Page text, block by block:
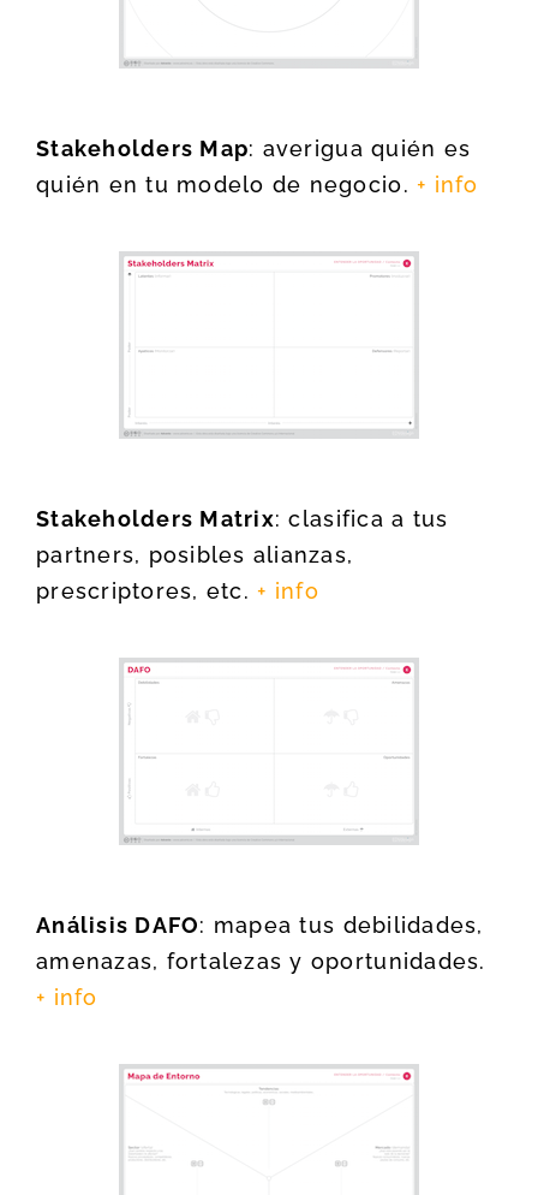
Stakeholders Map: averigua quién es
quién en tu modelo de negocio.+ info
Stakeholders Matrix: clasifica a tus
partners, posibles alianzas,
prescriptores, etc.+ info
Análisis DAFO: mapea tus debilidades,
amenazas, fortalezas y oportunidades.
+ info